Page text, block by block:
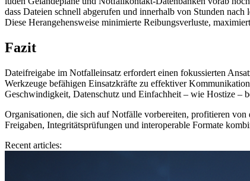
dass Dateien schnell abgerufen und innerhalb von Stunden
Diese Herangehensweise minimierte Reibungsverluste,
Fazit
Dateifreigabe im Notfalleinsatz erfordert einen fokussierten
Werkzeuge befähigen Einsatzkräfte zu effektiver
Geschwindigkeit, Datenschutz und Einfachheit – wie Hostize –
Organisationen, die sich auf Notfälle vorbereiten, profitieren
Freigaben, Integritätsprüfungen und interoperable Formate
Recent articles: